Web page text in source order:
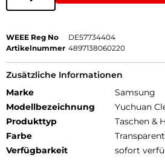
WEEE Reg No
DE57734404
Artikelnummer 4897138060220
Zusätzliche Informationen
Marke
Samsung
Modellbezeichnung
Yuchuan
Produkttyp
Taschen &
Farbe
Transparent
Verfügbarkeit
sofort